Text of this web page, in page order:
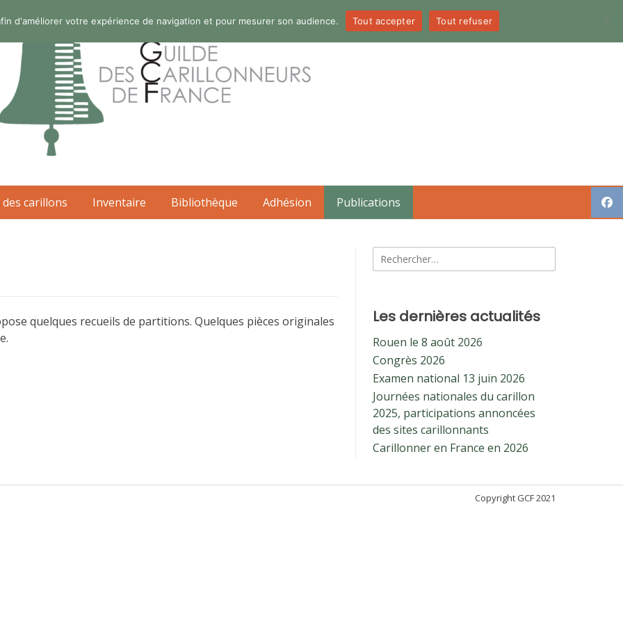
des carillons Inventaire Bibliothèque Adhésion Publications
quelques recueils de partitions. Quelques pièces originales
Rechercher :
Les dernières actualités
Rouen le 8 août 2026
Congrès 2026
Examen national 13 juin 2026
Journées nationales du carillon
2025, participations annoncées
des sites carillonnants
Carillonner en France en 2026
Copyright GCF 2021
d'améliorer votre expérience de navigation et pour mesurer son audience. Tout accepter Tout refuser